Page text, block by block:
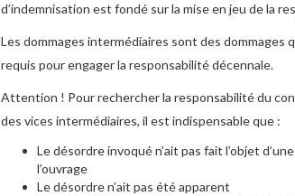
d’indemnisation est fondé sur la mise en jeu de la
Les dommages intermédiaires sont des
requis pour engager la responsabilité décennale.
Attention ! Pour rechercher la responsabilité du
des vices intermédiaires, il est indispensable que :
Le désordre invoqué n’ait pas fait l’objet
l’ouvrage
Le désordre n’ait pas été apparent